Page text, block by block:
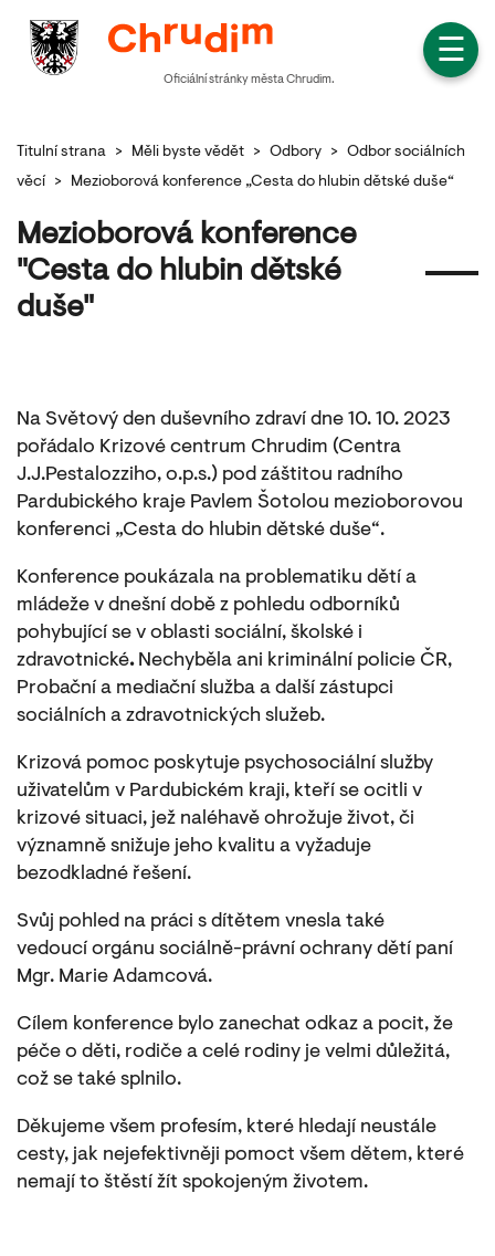
☰
Oficiální stránky města Chrudim.
Titulní strana > Měli byste vědět > Odbory > Odbor sociálních
věcí
> Mezioborová konference „Cesta do hlubin dětské duše“
Mezioborová konference
"Cesta do hlubin dětské
duše"
Na Světový den duševního zdraví dne 10. 10. 2023
pořádalo Krizové centrum Chrudim (Centra
J.J.Pestalozziho, o.p.s.) pod záštitou radního
Pardubického kraje Pavlem Šotolou mezioborovou
konferenci „Cesta do hlubin dětské duše“.
Konference poukázala na problematiku dětí a
mládeže v dnešní době z pohledu odborníků
pohybující se v oblasti sociální, školské i
zdravotnické. Nechyběla ani kriminální policie ČR,
Probační a mediační služba a další zástupci
sociálních a zdravotnických služeb.
Krizová pomoc poskytuje psychosociální služby
uživatelům v Pardubickém kraji, kteří se ocitli v
krizové situaci, jež naléhavě ohrožuje život, či
významně snižuje jeho kvalitu a vyžaduje
bezodkladné řešení.
Svůj pohled na práci s dítětem vnesla také
vedoucí orgánu sociálně-právní ochrany dětí paní
Mgr. Marie Adamcová.
Cílem konference bylo zanechat odkaz a pocit, že
péče o děti, rodiče a celé rodiny je velmi důležitá,
což se také splnilo.
Děkujeme všem profesím, které hledají neustále
cesty, jak nejefektivněji pomoct všem dětem, které
nemají to štěstí žít spokojeným životem.